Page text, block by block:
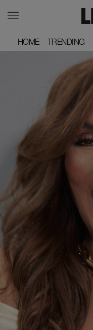
HOME
HOME TRENDING
TRENDING